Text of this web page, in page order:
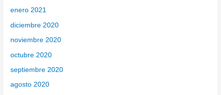
enero 2021
diciembre 2020
noviembre 2020
octubre 2020
septiembre 2020
agosto 2020